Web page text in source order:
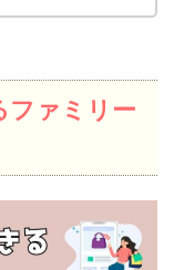
ファミリー